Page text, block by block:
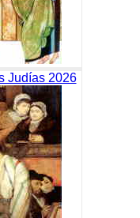
Judías 2026